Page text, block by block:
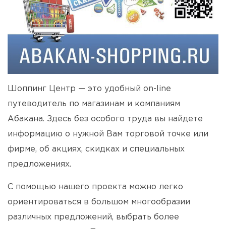
Шоппинг Центр — это удобный on-line
путеводитель по магазинам и компаниям
Абакана. Здесь без особого труда вы найдете
информацию о нужной Вам торговой точке или
фирме, об акциях, скидках и специальных
предложениях.
С помощью нашего проекта можно легко
ориентироваться в большом многообразии
различных предложений, выбрать более